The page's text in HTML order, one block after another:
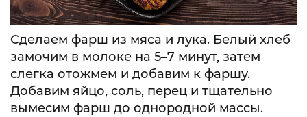
Сделаем фарш из мяса и лука. Белый хлеб
замочим в молоке на 5–7 минут, затем
слегка отожмем и добавим к фаршу.
Добавим яйцо, соль, перец и тщательно
вымесим фарш до однородной массы.